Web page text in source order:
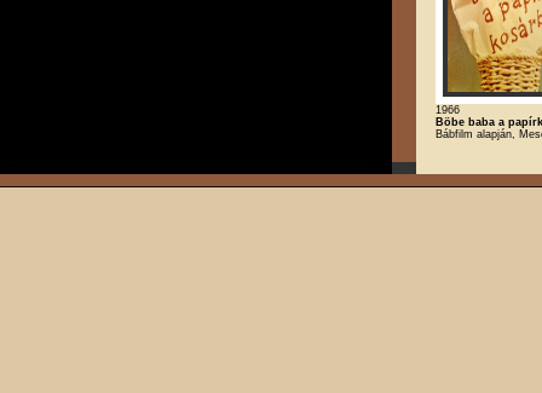
1966
Böbe baba a
Bábfilm alapján,